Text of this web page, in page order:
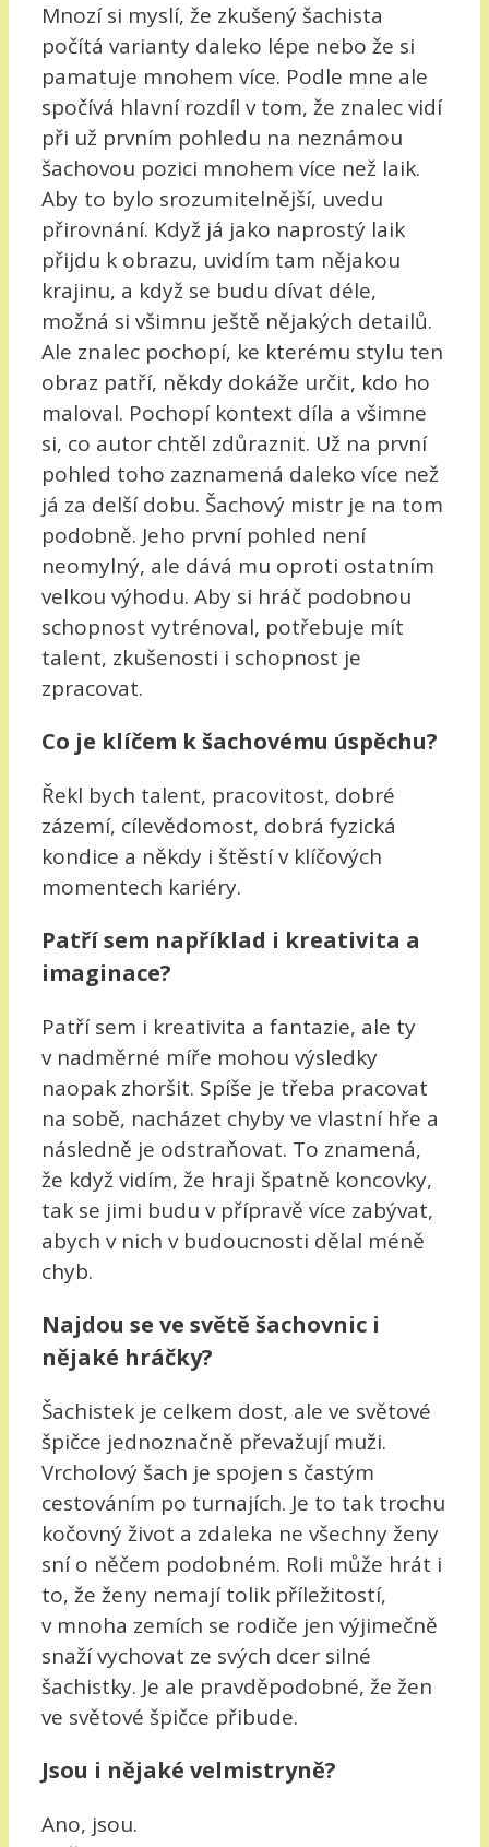
Mnozí si myslí, že zkušený šachista
počítá varianty daleko lépe nebo že si
pamatuje mnohem více. Podle mne ale
spočívá hlavní rozdíl v tom, že znalec vidí
při už prvním pohledu na neznámou
šachovou pozici mnohem více než laik.
Aby to bylo srozumitelnější, uvedu
přirovnání. Když já jako naprostý laik
přijdu k obrazu, uvidím tam nějakou
krajinu, a když se budu dívat déle,
možná si všimnu ještě nějakých detailů.
Ale znalec pochopí, ke kterému stylu ten
obraz patří, někdy dokáže určit, kdo ho
maloval. Pochopí kontext díla a všimne
si, co autor chtěl zdůraznit. Už na první
pohled toho zaznamená daleko více než
já za delší dobu. Šachový mistr je na tom
podobně. Jeho první pohled není
neomylný, ale dává mu oproti ostatním
velkou výhodu. Aby si hráč podobnou
schopnost vytrénoval, potřebuje mít
talent, zkušenosti i schopnost je
zpracovat.
Co je klíčem k šachovému úspěchu?
Řekl bych talent, pracovitost, dobré
zázemí, cílevědomost, dobrá fyzická
kondice a někdy i štěstí v klíčových
momentech kariéry.
Patří sem například i kreativita a
imaginace?
Patří sem i kreativita a fantazie, ale ty
v nadměrné míře mohou výsledky
naopak zhoršit. Spíše je třeba pracovat
na sobě, nacházet chyby ve vlastní hře a
následně je odstraňovat. To znamená,
že když vidím, že hraji špatně koncovky,
tak se jimi budu v přípravě více zabývat,
abych v nich v budoucnosti dělal méně
chyb.
Najdou se ve světě šachovnic i
nějaké hráčky?
Šachistek je celkem dost, ale ve světové
špičce jednoznačně převažují muži.
Vrcholový šach je spojen s častým
cestováním po turnajích. Je to tak trochu
kočovný život a zdaleka ne všechny ženy
sní o něčem podobném. Roli může hrát i
to, že ženy nemají tolik příležitostí,
v mnoha zemích se rodiče jen výjimečně
snaží vychovat ze svých dcer silné
šachistky. Je ale pravděpodobné, že žen
ve světové špičce přibude.
Jsou i nějaké velmistryně?
Ano, jsou.